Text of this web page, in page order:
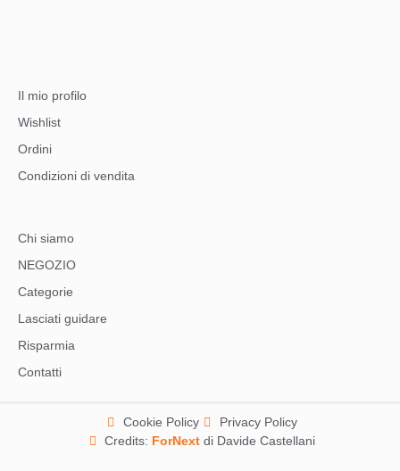
Il mio profilo
Wishlist
Ordini
Condizioni di vendita
Chi siamo
NEGOZIO
Categorie
Lasciati guidare
Risparmia
Contatti
Cookie Policy
Privacy Policy
Credits: ForNextdi Davide Castellani